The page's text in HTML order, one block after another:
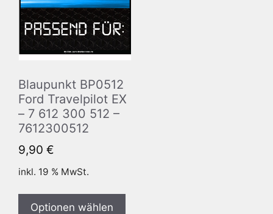
Blaupunkt BP0512
Ford Travelpilot EX
– 7 612 300 512 –
7612300512
9,90 €
inkl. 19 % MwSt.
Optionen wählen